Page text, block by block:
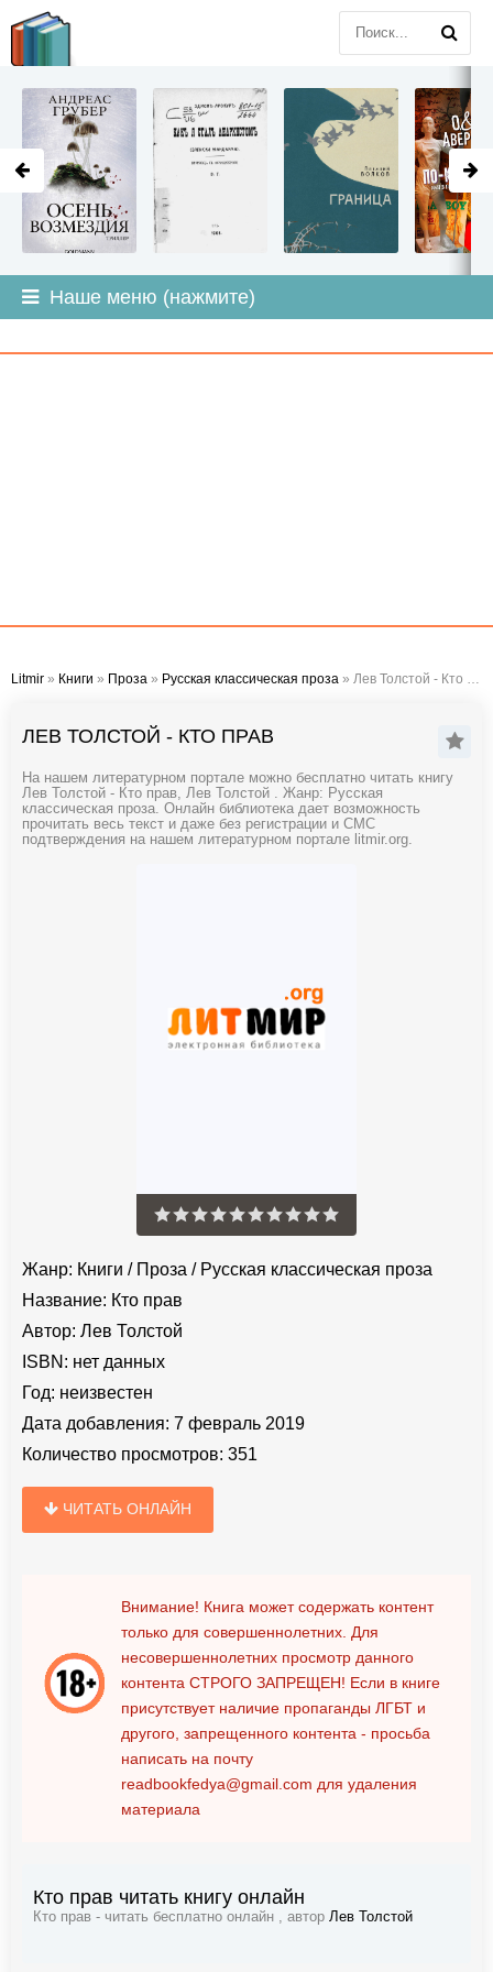
Наше меню (нажмите)
Litmir » Книги » Проза » Русская классическая проза » Лев Толстой - Кто прав
ЛЕВ ТОЛСТОЙ - КТО ПРАВ
На нашем литературном портале можно бесплатно читать книгу
Лев Толстой - Кто прав, Лев Толстой . Жанр: Русская
классическая проза. Онлайн библиотека дает возможность
прочитать весь текст и даже без регистрации и СМС
подтверждения на нашем литературном портале litmir.org.
Жанр: Книги / Проза / Русская классическая проза
Название: Кто прав
Автор: Лев Толстой
ISBN: нет данных
Год: неизвестен
Дата добавления: 7 февраль 2019
Количество просмотров: 351
ЧИТАТЬ ОНЛАЙН
Внимание! Книга может содержать контент
только для совершеннолетних. Для
несовершеннолетних просмотр данного
контента СТРОГО ЗАПРЕЩЕН! Если в книге
присутствует наличие пропаганды ЛГБТ и
другого, запрещенного контента - просьба
написать на почту
readbookfedya@gmail.com для удаления
материала
Кто прав читать книгу онлайн
Кто прав - читать бесплатно онлайн , автор Лев Толстой
LITMIR.ORG